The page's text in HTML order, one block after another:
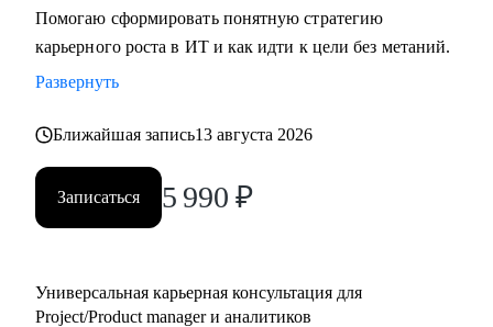
Помогаю сформировать понятную стратегию
карьерного роста в ИТ и как идти к цели без метаний.
Развернуть
Ближайшая запись13 августа 2026
Записаться 5 990 ₽
Универсальная карьерная консультация для
Project/Product manager и аналитиков